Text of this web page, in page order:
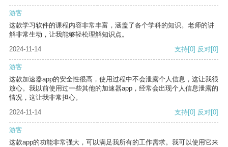
游客
这款学习软件的课程内容非常丰富，涵盖了各个学科的知识。老师的讲
解非常生动，让我能够轻松理解知识点。
2024-11-14
支持[0] 反对[0]
游客
这款加速器app的安全性很高，使用过程中不会泄露个人信息，这让我很
放心。我以前使用过一些其他的加速器app，经常会出现个人信息泄露的
情况，这让我非常担心。
2024-11-14
支持[0] 反对[0]
游客
这款app的功能非常强大，可以满足我所有的工作需求。我可以使用它来